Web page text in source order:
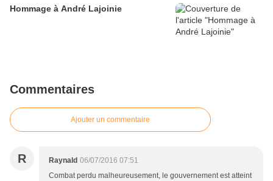
Hommage à André Lajoinie
Commentaires
Ajouter un commentaire
R Raynald 06/07/2016 07:51
Combat perdu malheureusement, le gouvernement est atteint